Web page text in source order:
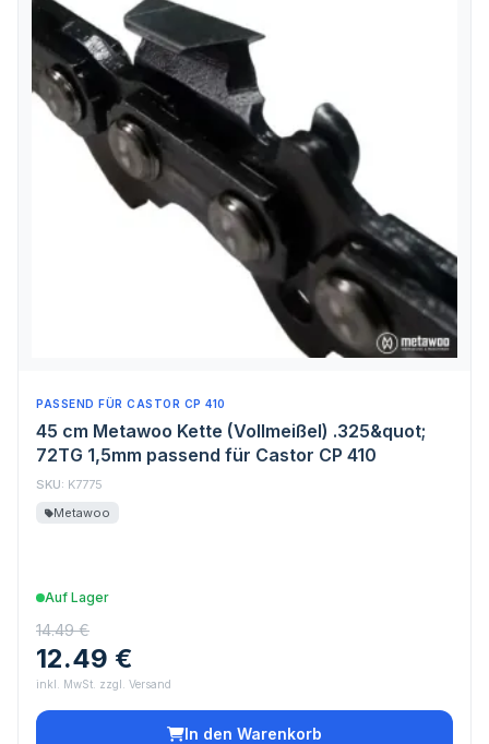
PASSEND FÜR CASTOR CP 410
45 cm Metawoo Kette (Vollmeißel) .325&quot;
72TG 1,5mm passend für Castor CP 410
SKU: K7775
Metawoo
Auf Lager
14.49 €
12.49 €
inkl. MwSt. zzgl. Versand
In den Warenkorb